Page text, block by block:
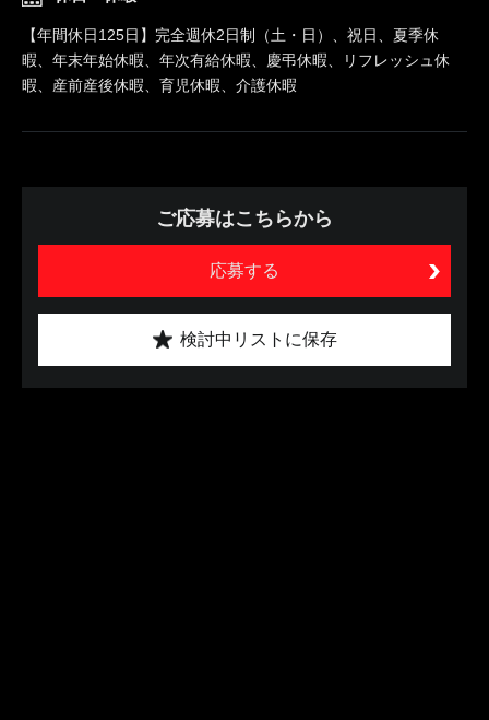
【年間休日125日】完全週休2日制（土・日）、祝日、夏季休
暇、年末年始休暇、年次有給休暇、慶弔休暇、リフレッシュ休
暇、産前産後休暇、育児休暇、介護休暇
ご応募はこちらから
応募する
検討中リストに保存